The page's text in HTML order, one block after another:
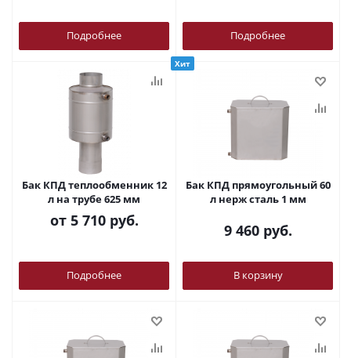
Подробнее Подробнее
Бак КПД теплообменник 12
л на трубе 625 мм
от 5 710 руб.
Подробнее
Хит
Бак КПД прямоугольный 60
л нерж сталь 1 мм
9 460руб.
В корзину